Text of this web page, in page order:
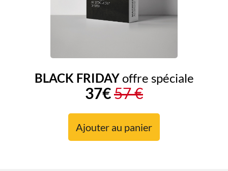
BLACK FRIDAYoffre spéciale
37€57 €
Ajouter au panier